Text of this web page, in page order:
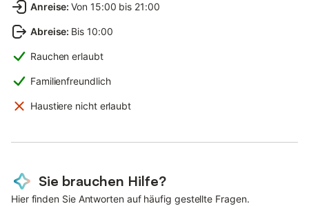
Anreise: Von 15:00 bis 21:00
Abreise: Bis 10:00
Rauchen erlaubt
Familienfreundlich
Haustiere nicht erlaubt
Sie brauchen Hilfe?
Hier finden Sie Antworten auf häufig gestellte Fragen.